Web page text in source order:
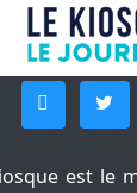
est le